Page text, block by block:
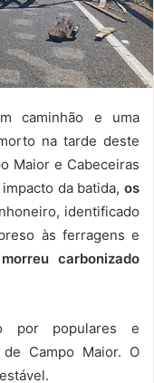
caminhão e uma
na tarde deste
Maior e Cabeceiras
da batida, os
identificado
às ferragens e
carbonizado
por populares e
Campo Maior. O